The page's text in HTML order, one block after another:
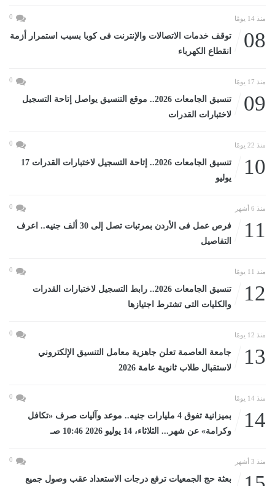
منذ 14 يومًا 0
08
توقف خدمات الاتصالات والإنترنت فى كوبا بسبب استمرار أزمة
انقطاع الكهرباء
منذ 17 يومًا 0
09
تنسيق الجامعات 2026.. موقع التنسيق يواصل إتاحة التسجيل
لاختبارات القدرات
منذ 22 يومًا 0
10
تنسيق الجامعات 2026.. إتاحة التسجيل لاختبارات القدرات 17
يوليو
منذ 6 أشهر 0
11
فرص عمل فى الأردن بمرتبات تصل إلى 30 ألف جنيه.. اعرف
التفاصيل
منذ 11 يومًا 0
12
تنسيق الجامعات 2026.. رابط التسجيل لاختبارات القدرات
والكليات التى تشترط اجتيازها
منذ 12 يومًا 0
13
جامعة العاصمة تعلن جاهزية معامل التنسيق الإلكتروني
لاستقبال طلاب ثانوية عامة 2026
منذ 14 يومًا 0
14
بميزانية تفوق 4 مليارات جنيه.. موعد وآليات صرف «تكافل
وكرامة» عن شهر... الثلاثاء، 14 يوليو 2026 10:46 صـ
منذ 3 أشهر 0
بعثة حج الجمعيات ترفع درجات الاستعداد عقب وصول جميع